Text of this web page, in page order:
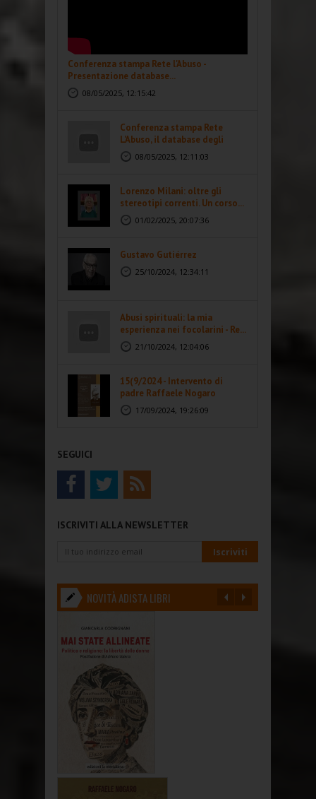
Conferenza stampa Rete l'Abuso -
Presentazione database...
08/05/2025, 12:15:42
Conferenza stampa Rete
L'Abuso, il database degli
abusi...08/05/2025, 12:11:03
Lorenzo Milani: oltre gli
stereotipi correnti. Un corso...
01/02/2025, 20:07:36
Gustavo Gutiérrez
25/10/2024, 12:34:11
Abusi spirituali: la mia
esperienza nei focolarini - Re...
21/10/2024, 12:04:06
15(9/2024 - Intervento di
padre Raffaele Nogaro
17/09/2024, 19:26:09
SEGUICI
ISCRIVITI ALLA NEWSLETTER
NOVITÀ ADISTA LIBRI